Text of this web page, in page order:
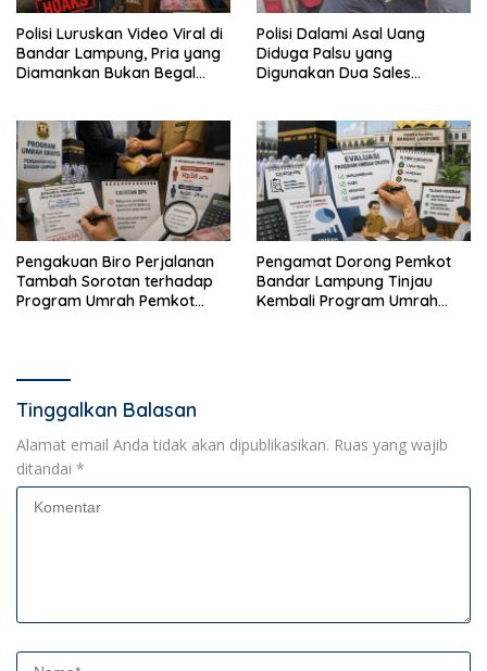
Polisi Luruskan Video Viral di
Bandar Lampung, Pria yang
Diamankan Bukan Begal
Polisi Dalami Asal Uang
Diduga Palsu yang
Digunakan Dua Sales
Pengakuan Biro Perjalanan
Tambah Sorotan terhadap
Program Umrah Pemkot
Pengamat Dorong Pemkot
Bandar Lampung Tinjau
Kembali Program Umrah
Tinggalkan Balasan
Alamat email Anda tidak akan dipublikasikan. Ruas yang wajib
ditandai *